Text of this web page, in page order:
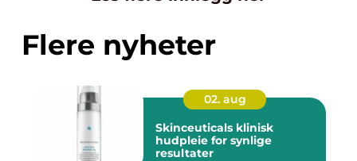
Flere nyheter
02. aug
Skinceuticals klinisk
hudpleie for synlige
resultater